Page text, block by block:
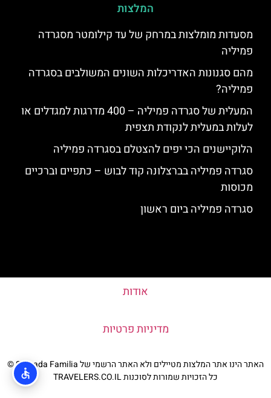
המלצות
מסעדות מומלצות במרחק של עד קילומטר מסגרדה
פמיליה
מהם סגנונות האדריכלות השונים המשולבים בסגרדה
פמיליה?
המעלית של סגרדה פמיליה – 400 מדרגות למגדלים או
לעלות במעלית לנקודת תצפית
הלוקיישנים הכי יפים להצטלם בסגרדה פמיליה
סגרדה פמיליה בברצלונה קוד לבוש – כתפיים וברכיים
מכוסות
סגרדה פמיליה ביום ראשון
אודות
מדיניות פרטיות
האתר הינו אתר המלצות מטיילים ולא האתר הרשמי של Sagrada Familia ©
כל הזכויות שמורות לסוכנות TRAVELERS.CO.IL